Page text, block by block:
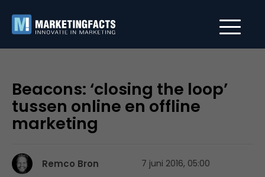
Beacons: ‘closing the loop’
tussen online en offline
marketing
Remco Bron 7 juni 2016, 05:00